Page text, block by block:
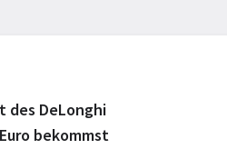
des DeLonghi
bekommst